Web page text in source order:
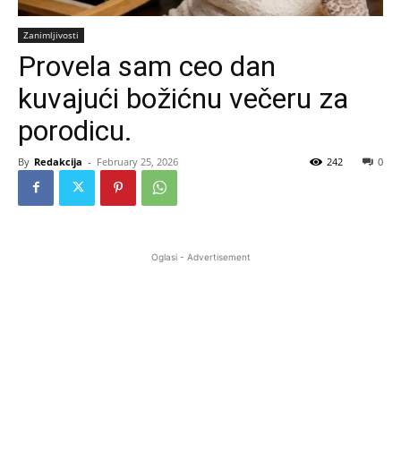
Zanimljivosti
Provela sam ceo dan
kuvajući božićnu večeru za
porodicu.
By Redakcija - February 25, 2026 0
242
Oglasi - Advertisement